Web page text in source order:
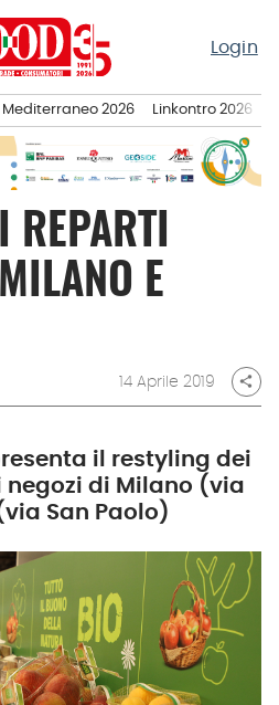
Login
2026 Linkontro 2026
E
14 Aprile 2019 share
il restyling dei
negozi di Milano (via
San Paolo)